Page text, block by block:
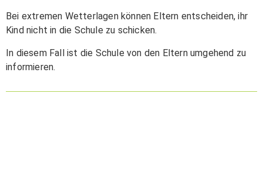
Bei extremen Wetterlagen können Eltern entscheiden, ihr
Kind nicht in die Schule zu schicken.
In diesem Fall ist die Schule von den Eltern umgehend zu
informieren.